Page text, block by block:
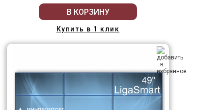
В КОРЗИНУ
Купить в 1 клик